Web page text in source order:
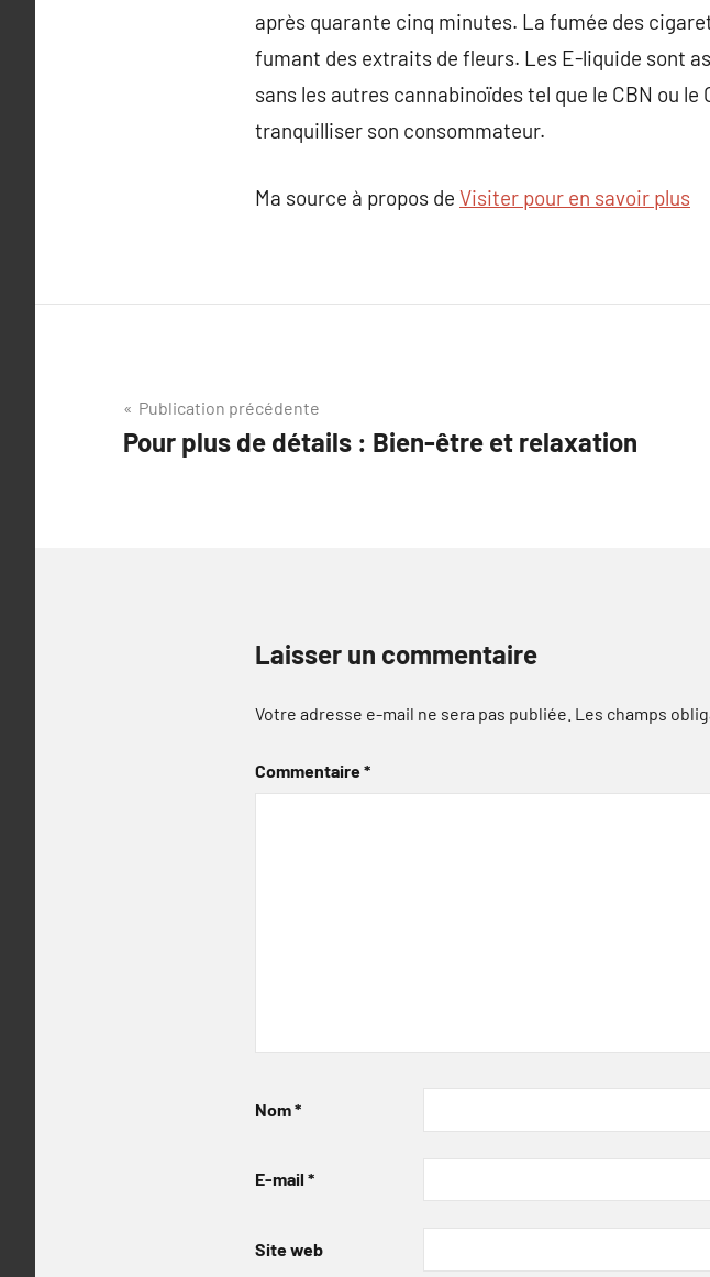
après quarante cinq minutes. La fumée des
fumant des extraits de fleurs. Les E-liquide sont
sans les autres cannabinoïdes tel que le CBN ou
tranquilliser son consommateur.
Ma source à propos de Visiter pour en savoir plus
Navigation
de
Publication précédente
Pour plus de détails : Bien-être et relaxation
Laisser un commentaire
Votre adresse e-mail ne sera pas publiée. Les champs
Commentaire*
Nom*
E-mail *
Site web